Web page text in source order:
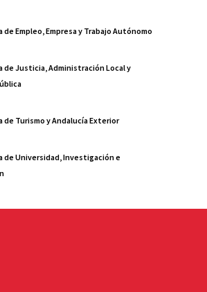
de Empleo, Empresa y Trabajo Autónomo
de Justicia, Administración Local y
de Turismo y Andalucía Exterior
de Universidad, Investigación e